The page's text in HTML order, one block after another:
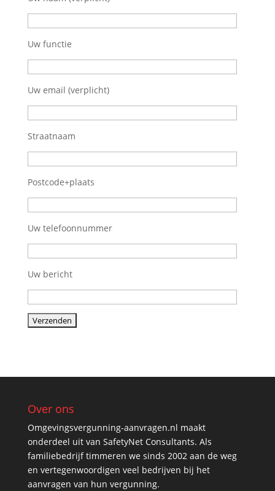
Uw functie
Uw email (verplicht)
Straatnaam
Postcode+plaats
Uw telefoonnummer
Uw bericht
Over ons
Omgevingsvergunning-aanvragen.nl maakt
onderdeel uit van SafetyNet Consultants. Als
familiebedrijf timmeren we sinds 2002 aan de weg
en vertegenwoordigen veel bedrijven bij het
aanvragen van hun vergunning.